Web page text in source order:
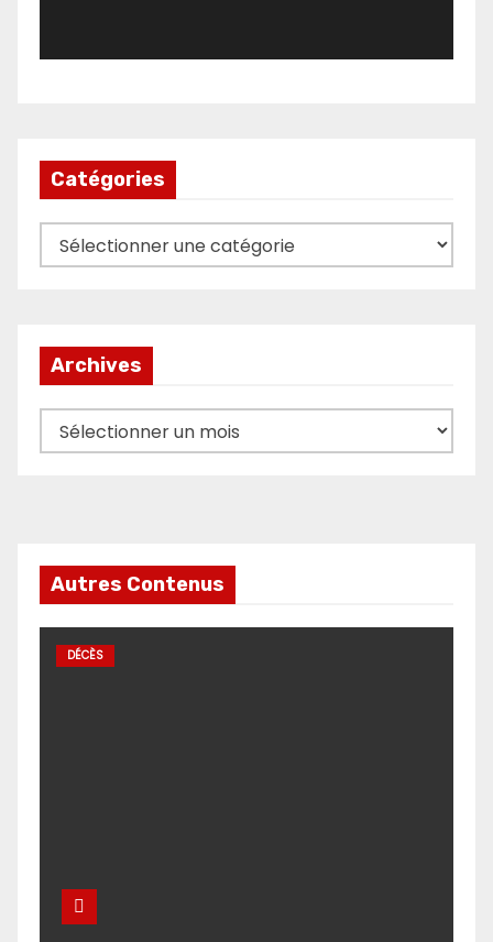
Catégories
Catégories
Archives
Archives
Autres Contenus
DÉCÈS